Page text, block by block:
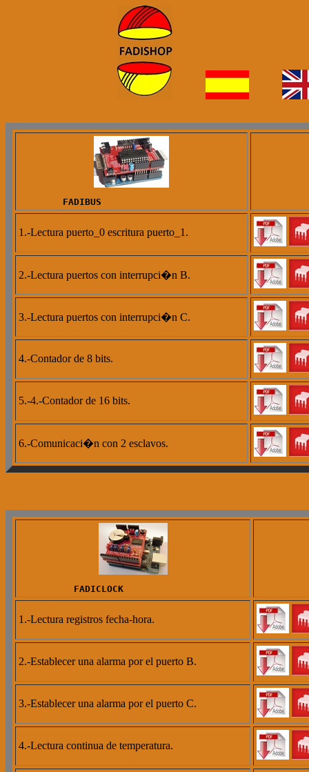
        FADIBUS
1.-Lectura puerto_0 escritura puerto_1.
2.-Lectura puertos con interrupci�n B.
3.-Lectura puertos con interrupci�n C.
4.-Contador de 8 bits.
5.-4.-Contador de 16 bits.
6.-Comunicaci�n con 2 esclavos.
          FADICLOCK
1.-Lectura registros fecha-hora.
2.-Establecer una alarma por el puerto B.
3.-Establecer una alarma por el puerto C.
4.-Lectura continua de temperatura.